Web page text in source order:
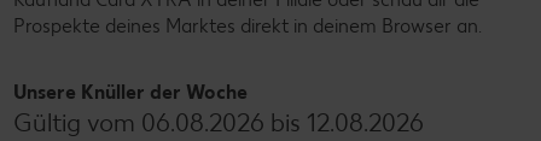
Prospekte deines Marktes direkt in deinem Browser an.
Unsere Knüller der Woche
Gültig vom 06.08.2026 bis 12.08.2026